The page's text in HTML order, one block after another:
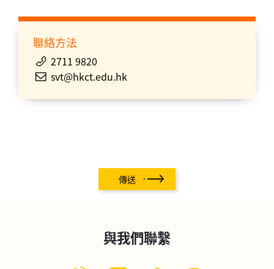
聯絡方法
2711 9820
svt@hkct.edu.hk
傳送
與我們聯繫